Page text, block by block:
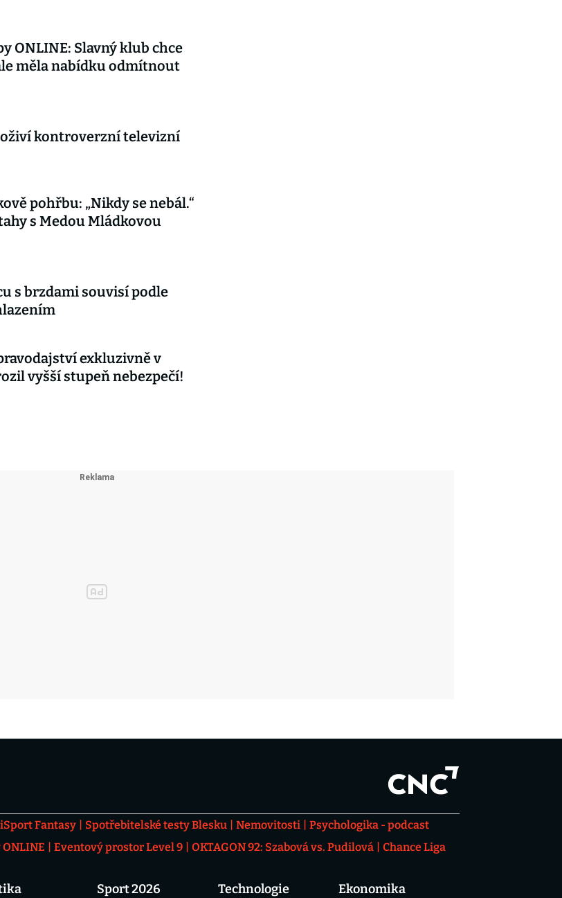
ONLINE: Slavný klub chce
měla nabídku odmítnout
kontroverzní televizní
pohřbu: „Nikdy se nebál.“
s Medou Mládkovou
s brzdami souvisí podle
exkluzivně v
vyšší stupeň nebezpečí!
iSport Fantasy Spotřebitelské testy Blesku Nemovitosti
Psychologika - podcast
Eventový prostor Level 9 OKTAGON 92: Szabová vs. Pudilová
Chance Liga
Sport 2026 Technologie Ekonomika